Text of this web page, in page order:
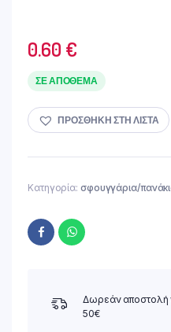
0.60 €
ΣΕ ΑΠΌΘΕΜΑ
ΠΡΟΣΘΉΚΗ ΣΤΗ ΛΊΣΤΑ
Κατηγορία: σφουγγάρια/
Δωρεάν αποστολή
50€